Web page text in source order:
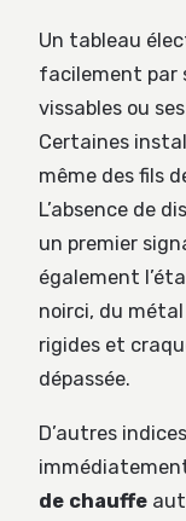
Un tableau
facilement par
vissables ou
Certaines
même des fils
L’absence de
un premier
également
noirci, du
rigides et
dépassée.
D’autres
de chauffe